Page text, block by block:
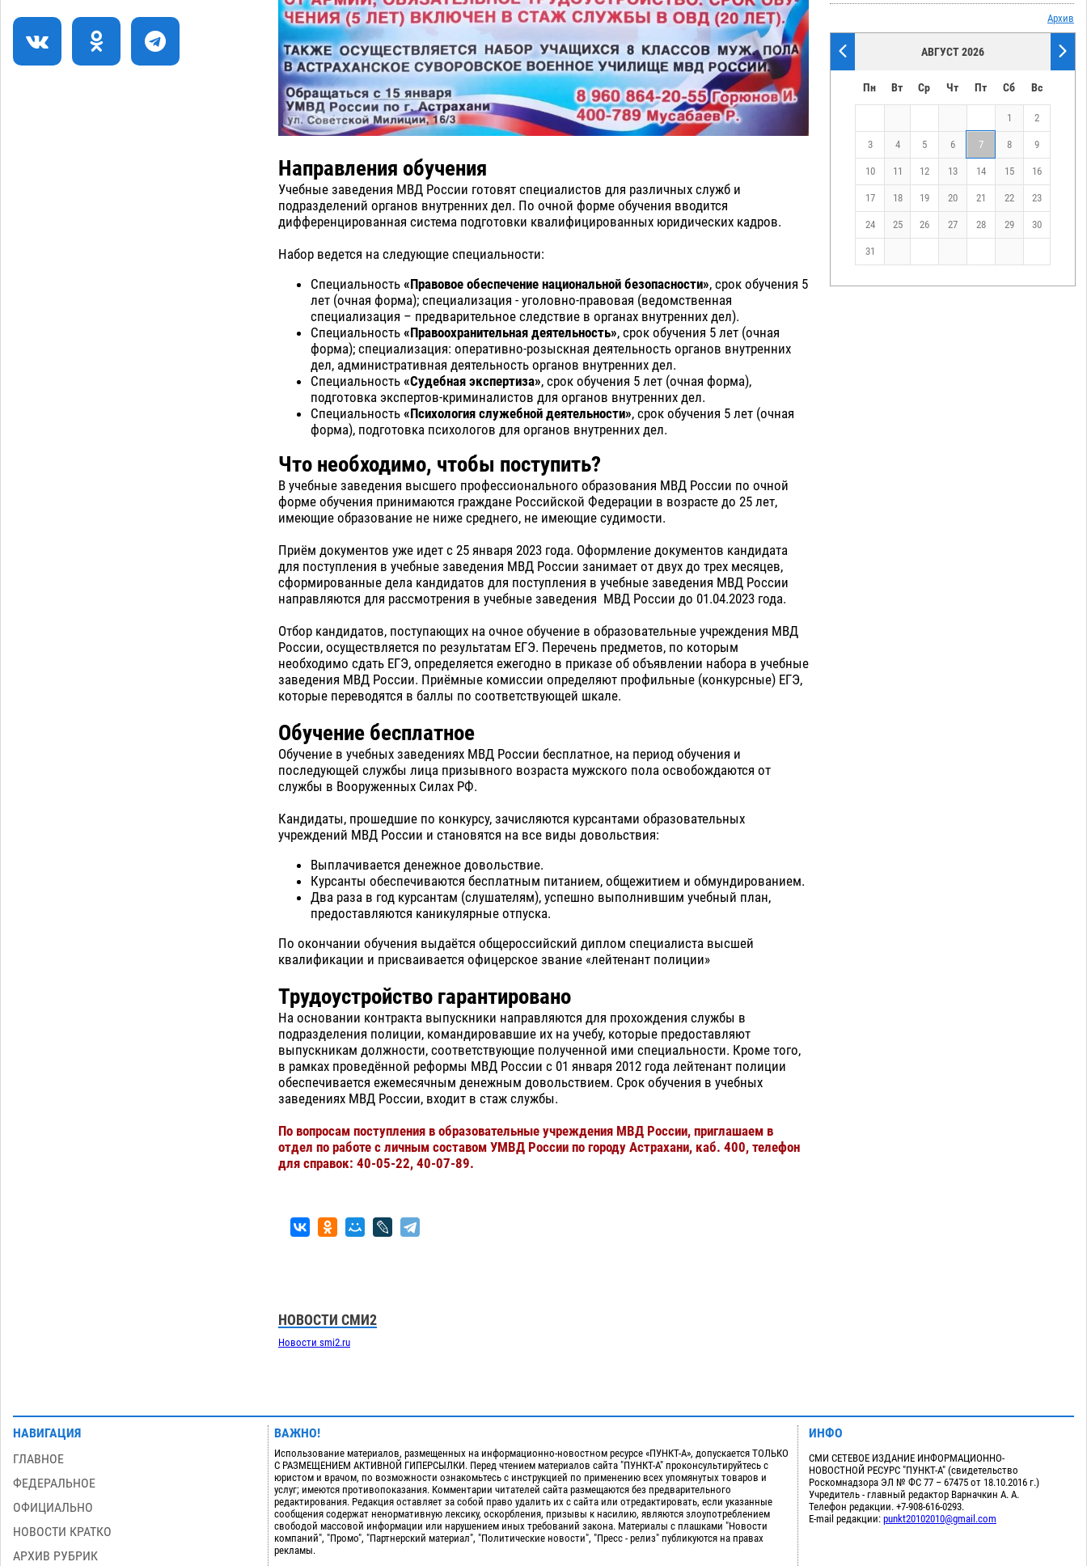
08:47
Астраханский суд оценил четыре удара
по голове полицейского в сто тысяч
рублей
Направления обучения
Учебные заведения МВД России готовят специалистов для различных служб и
подразделений органов внутренних дел. По очной форме обучения вводится
дифференцированная система подготовки квалифицированных юридических кадров.
Набор ведется на следующие специальности:
Специальность «Правовое обеспечение национальной безопасности», срок обучения 5
лет (очная форма); специализация - уголовно-правовая (ведомственная
специализация – предварительное следствие в органах внутренних дел).
Специальность «Правоохранительная деятельность», срок обучения 5 лет (очная
форма); специализация: оперативно-розыскная деятельность органов внутренних
дел, административная деятельность органов внутренних дел.
Специальность «Судебная экспертиза», срок обучения 5 лет (очная форма),
подготовка экспертов-криминалистов для органов внутренних дел.
Специальность «Психология служебной деятельности», срок обучения 5 лет (очная
форма), подготовка психологов для органов внутренних дел.
Что необходимо, чтобы поступить?
В учебные заведения высшего профессионального образования МВД России по очной
форме обучения принимаются граждане Российской Федерации в возрасте до 25 лет,
имеющие образование не ниже среднего, не имеющие судимости.
Приём документов уже идет с 25 января 2023 года. Оформление документов кандидата
для поступления в учебные заведения МВД России занимает от двух до трех месяцев,
сформированные дела кандидатов для поступления в учебные заведения МВД России
направляются для рассмотрения в учебные заведения МВД России до 01.04.2023 года.
Отбор кандидатов, поступающих на очное обучение в образовательные учреждения МВД
России, осуществляется по результатам ЕГЭ. Перечень предметов, по которым
необходимо сдать ЕГЭ, определяется ежегодно в приказе об объявлении набора в учебные
заведения МВД России. Приёмные комиссии определяют профильные (конкурсные) ЕГЭ,
которые переводятся в баллы по соответствующей шкале.
Обучение бесплатное
Обучение в учебных заведениях МВД России бесплатное, на период обучения и
последующей службы лица призывного возраста мужского пола освобождаются от
службы в Вооруженных Силах РФ.
Кандидаты, прошедшие по конкурсу, зачисляются курсантами образовательных
учреждений МВД России и становятся на все виды довольствия:
Выплачивается денежное довольствие.
Курсанты обеспечиваются бесплатным питанием, общежитием и обмундированием.
Два раза в год курсантам (слушателям), успешно выполнившим учебный план,
предоставляются каникулярные отпуска.
По окончании обучения выдаётся общероссийский диплом специалиста высшей
квалификации и присваивается офицерское звание «лейтенант полиции»
Трудоустройство гарантировано
На основании контракта выпускники направляются для прохождения службы в
подразделения полиции, командировавшие их на учебу, которые предоставляют
выпускникам должности, соответствующие полученной ими специальности. Кроме того,
в рамках проведённой реформы МВД России с 01 января 2012 года лейтенант полиции
обеспечивается ежемесячным денежным довольствием. Срок обучения в учебных
заведениях МВД России, входит в стаж службы.
По вопросам поступления в образовательные учреждения МВД России, приглашаем в
отдел по работе с личным составом УМВД России по городу Астрахани, каб. 400, телефон
для справок: 40-05-22, 40-07-89.
НОВОСТИ СМИ2
Новости smi2.ru
Архив
АВГУСТ 2026
Пн Вт Ср Чт Пт Сб Вс
1 2
3 4 5 6 7 8 9
10 11 12 13 14 15 16
17 18 19 20 21 22 23
24 25 26 27 28 29 30
31
НАВИГАЦИЯ
ГЛАВНОЕ
ФЕДЕРАЛЬНОЕ
ОФИЦИАЛЬНО
НОВОСТИ КРАТКО
АРХИВ РУБРИК
ВАЖНО!
Использование материалов, размещенных на информационно-новостном ресурсе «ПУНКТ-А», допускается ТОЛЬКО
С РАЗМЕЩЕНИЕМ АКТИВНОЙ ГИПЕРСЫЛКИ. Перед чтением материалов сайта "ПУНКТ-А" проконсультируйтесь с
юристом и врачом, по возможности ознакомьтесь с инструкцией по применению всех упомянутых товаров и
услуг; имеются противопоказания. Комментарии читателей сайта размещаются без предварительного
редактирования. Редакция оставляет за собой право удалить их с сайта или отредактировать, если указанные
сообщения содержат ненормативную лексику, оскорбления, призывы к насилию, являются злоупотреблением
свободой массовой информации или нарушением иных требований закона. Материалы с плашками "Новости
компаний", "Промо", "Партнерский материал", "Политические новости", "Пресс - релиз" публикуются на правах
рекламы.
ИНФО
СМИ СЕТЕВОЕ ИЗДАНИЕ ИНФОРМАЦИОННО-
НОВОСТНОЙ РЕСУРС "ПУНКТ-А" (свидетельство
Роскомнадзора ЭЛ № ФС 77 – 67475 от 18.10.2016 г.)
Учредитель - главный редактор Варначкин А. А.
Телефон редакции. +7-908-616-0293.
E-mail редакции: punkt20102010@gmail.com